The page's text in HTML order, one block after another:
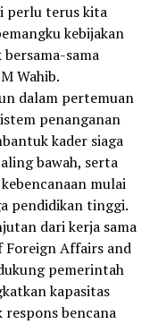
perlu terus kita
kebijakan
sama
Wahib.
dalam pertemuan
penanganan
kader siaga
bawah, serta
mulai
pendidikan tinggi.
dari kerja sama
Foreign Affairs and
pemerintah
kapasitas
respons bencana